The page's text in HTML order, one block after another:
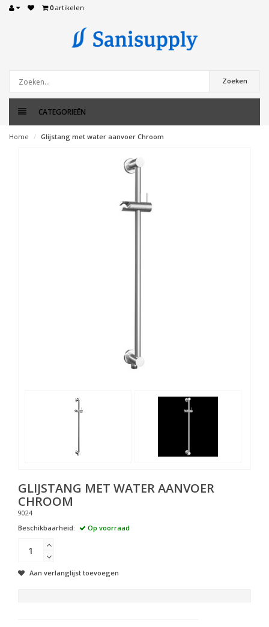
0 artikelen
Zoeken
CATEGORIEËN
Home Glijstang met water aanvoer Chroom
GLIJSTANG MET WATER AANVOER
CHROOM
9024
Beschikbaarheid:
Op voorraad
Aan verlanglijst toevoegen